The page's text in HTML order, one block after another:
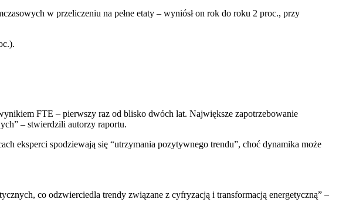
w przeliczeniu na pełne etaty – wyniósł on rok do roku 2 proc., przy
FTE – pierwszy raz od blisko dwóch lat. Największe zapotrzebowanie
– stwierdzili autorzy raportu.
eksperci spodziewają się “utrzymania pozytywnego trendu”, choć dynamika może
co odzwierciedla trendy związane z cyfryzacją i transformacją energetyczną” –